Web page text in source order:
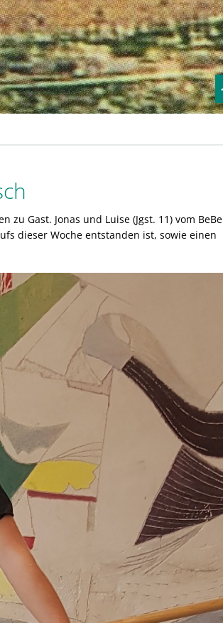
Gast. Jonas und Luise (Jgst. 11) vom BeBe
dieser Woche entstanden ist, sowie einen